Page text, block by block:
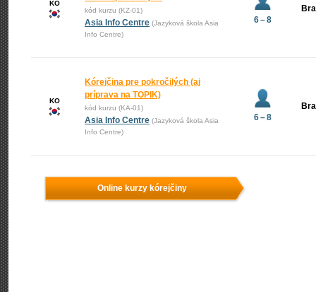
KO
kód kurzu (KZ-01)
Asia Info Centre (Jazyková škola Asia
Info Centre)
6 – 8
KO
Kórejčina pre pokročilých (aj
príprava na TOPIK)
kód kurzu (KA-01)
Asia Info Centre (Jazyková škola Asia
Info Centre)
6 – 8
Online kurzy kórejčiny